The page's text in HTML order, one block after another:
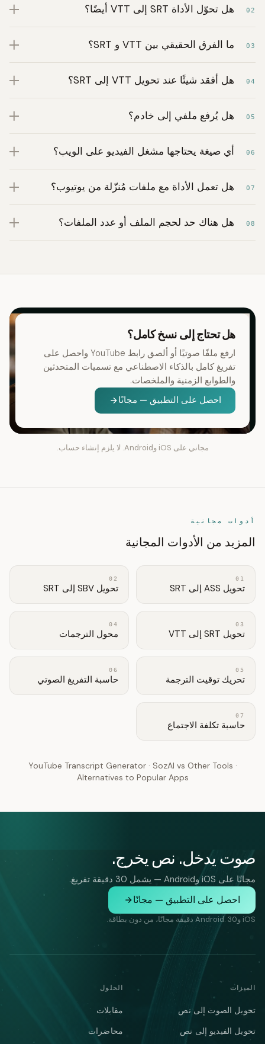
02 هل تحوّل الأداة SRT إلى VTT أيضًا؟
03 ما الفرق الحقيقي بين VTT و SRT؟
04 هل أفقد شيئًا عند تحويل VTT إلى SRT؟
05 هل يُرفع ملفي إلى خادم؟
06 أي صيغة يحتاجها مشغل الفيديو على الويب؟
07 هل تعمل الأداة مع ملفات مُنزّلة من يوتيوب؟
08 هل هناك حد لحجم الملف أو عدد الملفات؟
هل تحتاج إلى نسخ كامل؟
ارفع ملفًا صوتيًا أو ألصق رابط YouTube واحصل على
تفريغ كامل بالذكاء الاصطناعي مع تسميات المتحدثين
والطوابع الزمنية والملخصات.
احصل على التطبيق — مجانًا
مجاني على iOS وAndroid. لا يلزم إنشاء حساب.
أدوات مجانية
المزيد من الأدوات المجانية
01
تحويل ASS إلى SRT
02
تحويل SBV إلى SRT
03
تحويل SRT إلى VTT
04
محول الترجمات
05
تحريك توقيت الترجمة
06
حاسبة التفريغ الصوتي
07
حاسبة تكلفة الاجتماع
YouTube Transcript Generator· SozAI vs Other Tools ·
Alternatives to Popular Apps
صوت يدخل. نص يخرج.
مجانًا على iOS وAndroid — يشمل 30 دقيقة تفريغ.
احصل على التطبيق — مجانًا
iOS وAndroid. 30 دقيقة مجانًا، من دون بطاقة.
الميزات
تحويل الصوت إلى نص
تحويل الفيديو إلى نص
الحلول
مقابلات
محاضرات